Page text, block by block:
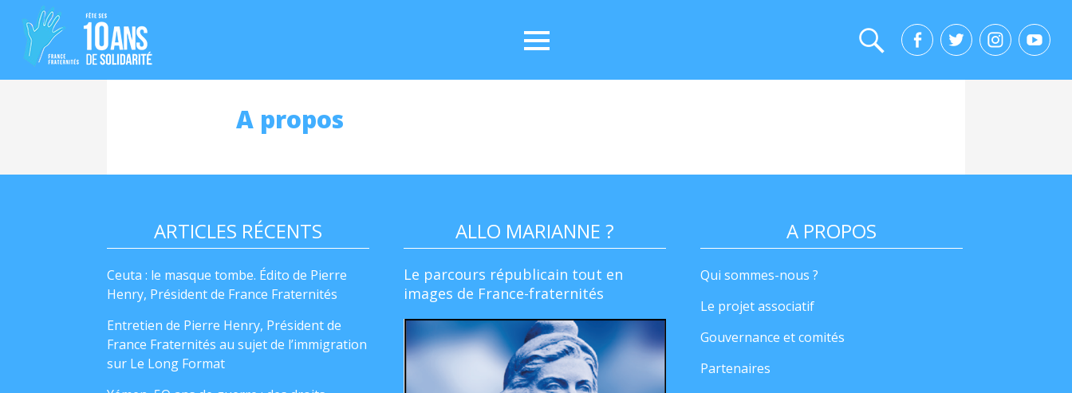
A propos
ARTICLES RÉCENTS
Ceuta : le masque tombe. Édito de Pierre
Henry, Président de France Fraternités
Entretien de Pierre Henry, Président de
France Fraternités au sujet de l’immigration
sur Le Long Format
ALLO MARIANNE ?
Le parcours républicain tout en
images de France-fraternités
A PROPOS
Qui sommes-nous ?
Le projet associatif
Gouvernance et comités
Partenaires